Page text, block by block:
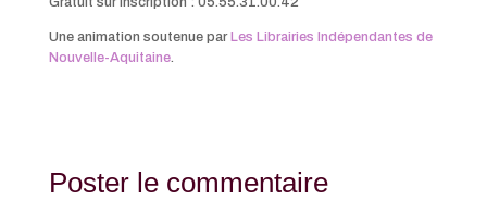
Une animation soutenue parLes Librairies Indépendantes de
Nouvelle-Aquitaine.
Poster le commentaire